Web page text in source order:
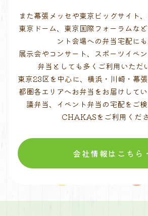
また幕張メッセや東京ビッグサイト、
東京ドーム、東京国際フォーラムな
ント会場への弁当宅配にも
展示会やコンサート、スポーツイベ
弁当としても多くご利用いただ
東京23区を中心に、横浜・川崎・幕
都圏各エリアへお弁当をお届けして
議弁当、イベント弁当の宅配をご
CHAKASをご利用くださ
会社情報はこちら